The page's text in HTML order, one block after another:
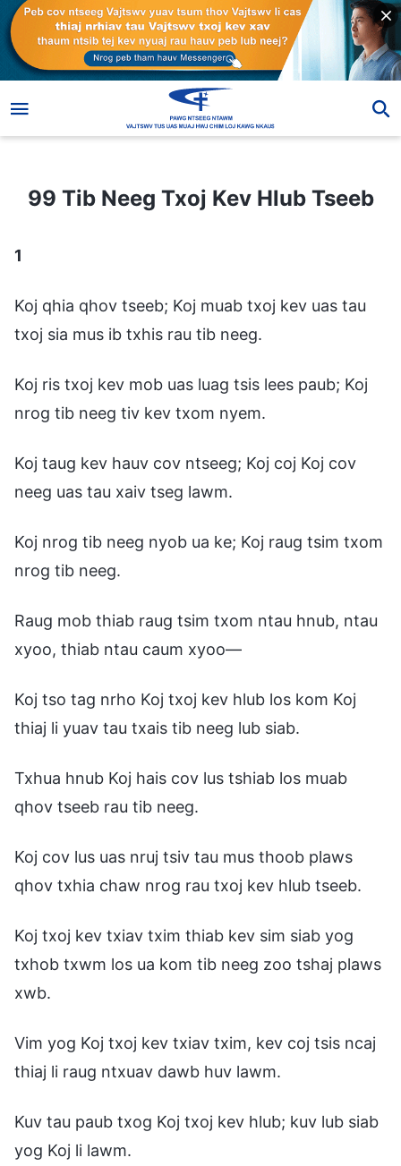
99 Tib Neeg Txoj Kev Hlub Tseeb
99 Tib Neeg Txoj Kev Hlub Tseeb
1
Koj qhia qhov tseeb; Koj muab txoj kev uas tau
txoj sia mus ib txhis rau tib neeg.
Koj ris txoj kev mob uas luag tsis lees paub; Koj
nrog tib neeg tiv kev txom nyem.
Koj taug kev hauv cov ntseeg; Koj coj Koj cov
neeg uas tau xaiv tseg lawm.
Koj nrog tib neeg nyob ua ke; Koj raug tsim txom
nrog tib neeg.
Raug mob thiab raug tsim txom ntau hnub, ntau
xyoo, thiab ntau caum xyoo—
Koj tso tag nrho Koj txoj kev hlub los kom Koj
thiaj li yuav tau txais tib neeg lub siab.
Txhua hnub Koj hais cov lus tshiab los muab
qhov tseeb rau tib neeg.
Koj cov lus uas nruj tsiv tau mus thoob plaws
qhov txhia chaw nrog rau txoj kev hlub tseeb.
Koj txoj kev txiav txim thiab kev sim siab yog
txhob txwm los ua kom tib neeg zoo tshaj plaws
xwb.
Vim yog Koj txoj kev txiav txim, kev coj tsis ncaj
thiaj li raug ntxuav dawb huv lawm.
Kuv tau paub txog Koj txoj kev hlub; kuv lub siab
yog Koj li lawm.